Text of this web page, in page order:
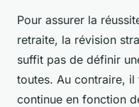
Pour assurer la
retraite, la révision
suffit pas de définir
toutes. Au contraire,
continue en fonction